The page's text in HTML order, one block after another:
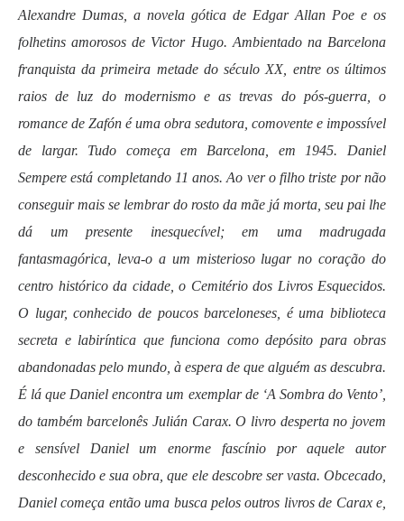
Alexandre Dumas, a novela gótica de Edgar Allan Poe e os
folhetins amorosos de Victor Hugo. Ambientado na Barcelona
franquista da primeira metade do século XX, entre os últimos
raios de luz do modernismo e as trevas do pós-guerra, o
romance de Zafón é uma obra sedutora, comovente e impossível
de largar. Tudo começa em Barcelona, em 1945. Daniel
Sempere está completando 11 anos. Ao ver o filho triste por não
conseguir mais se lembrar do rosto da mãe já morta, seu pai lhe
dá um presente inesquecível; em uma madrugada
fantasmagórica, leva-o a um misterioso lugar no coração do
centro histórico da cidade, o Cemitério dos Livros Esquecidos.
O lugar, conhecido de poucos barceloneses, é uma biblioteca
secreta e labiríntica que funciona como depósito para obras
abandonadas pelo mundo, à espera de que alguém as descubra.
É lá que Daniel encontra um exemplar de ‘A Sombra do Vento’,
do também barcelonês Julián Carax. O livro desperta no jovem
e sensível Daniel um enorme fascínio por aquele autor
desconhecido e sua obra, que ele descobre ser vasta. Obcecado,
Daniel começa então uma busca pelos outros livros de Carax e,